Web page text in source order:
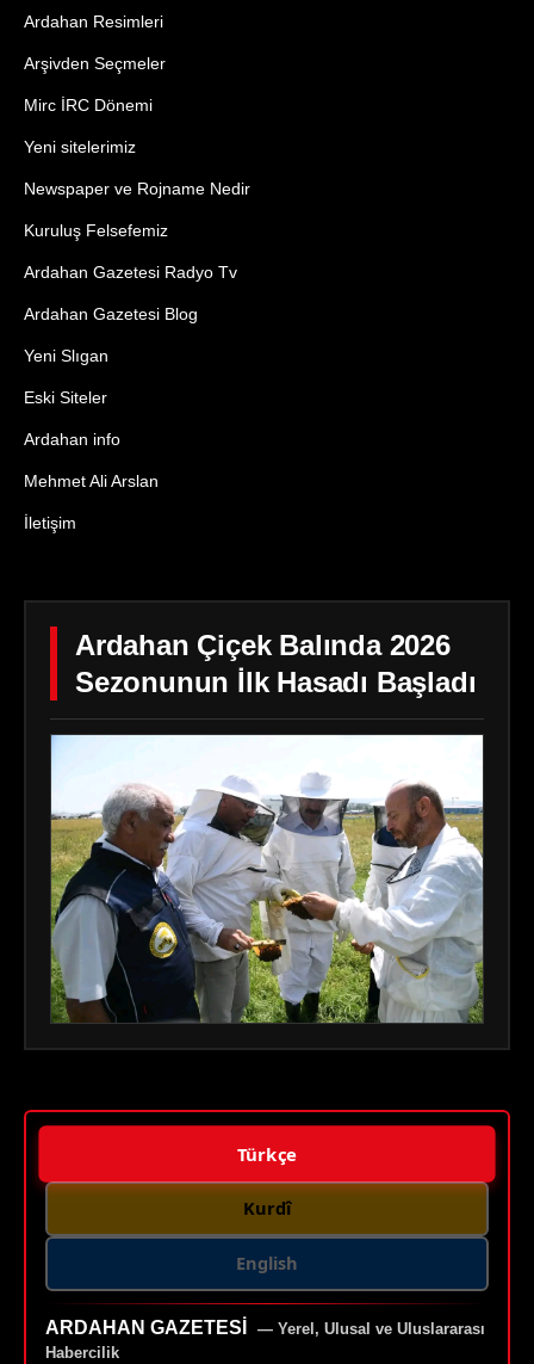
Ardahan Resimleri
Arşivden Seçmeler
Mirc İRC Dönemi
Yeni sitelerimiz
Newspaper ve Rojname Nedir
Kuruluş Felsefemiz
Ardahan Gazetesi Radyo Tv
Ardahan Gazetesi Blog
Yeni Slıgan
Eski Siteler
Ardahan info
Mehmet Ali Arslan
İletişim
Ardahan Çiçek Balında 2026
Sezonunun İlk Hasadı Başladı
Türkçe
Kurdî
English
ARDAHAN GAZETESI
— Yerel, Ulusal ve Uluslararası
Habercilik